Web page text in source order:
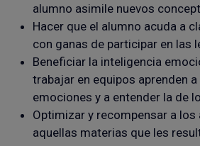
alumno asimile nuevos
Hacer que el alumno acuda a
con ganas de participar en las
Beneficiar la inteligencia
trabajar en equipos aprenden
emociones y a entender la de
Optimizar y recompensar a los
aquellas materias que les